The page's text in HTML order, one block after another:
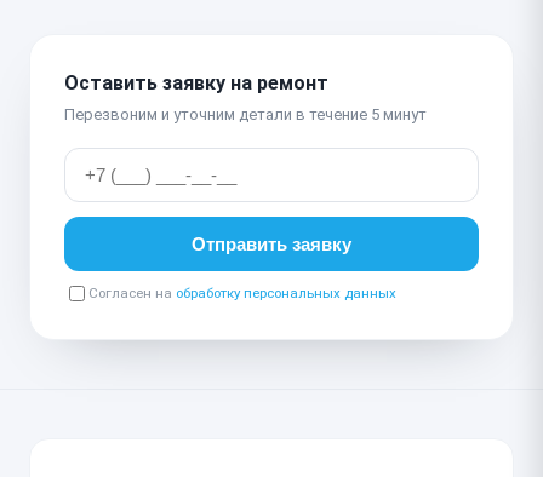
Оставить заявку на ремонт
Перезвоним и уточним детали в течение 5 минут
Отправить заявку
Согласен на обработку персональных данных